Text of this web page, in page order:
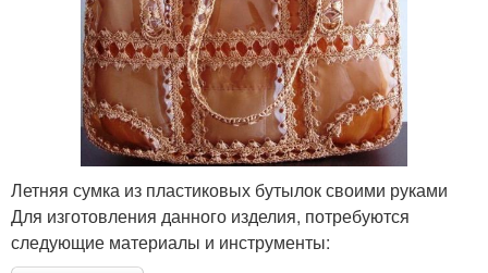
Летняя сумка из пластиковых бутылок своими руками
Для изготовления данного изделия, потребуются
следующие материалы и инструменты: